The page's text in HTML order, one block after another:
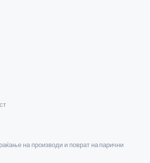
на производи и поврат на парични